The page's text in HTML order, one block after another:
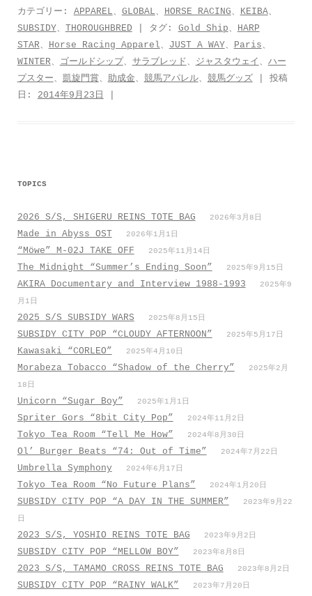
c
e
b
o
o
i
t
t
e
r
t
e
n
a
n
e
a
t
s
A
カテゴリー: APPAREL、 GLOBAL、 HORSE RACING、 KEIBA、
SUBSIDY、 THOROUGHBRED | タグ: Gold Ship、
HARP
STAR、 Horse Racing Apparel、 JUST A WAY、 Paris、
WINTER、 ゴールドシップ、 サラブレッド 、 ジャスタウェイ 、 ハー
プスター、 凱旋門賞、 助成金、 競馬アパレル、 競馬グッズ | 投稿
日: 2014年9月23日
TOPICS
2026 S/S, SHIGERU REINS TOTE BAG 2026年3月8日
Made in Abyss OST 2026年1月1日
“Möwe” M-02J TAKE OFF 2025年11月14日
The Midnight “Summer’s Ending Soon” 2025年9月15日
AKIRA Documentary and Interview 1988-1993
2025年9
月1日
2025 S/S SUBSIDY WARS 2025年8月15日
SUBSIDY CITY POP “CLOUDY AFTERNOON” 2025年5月17日
Kawasaki “CORLEO” 2025年4月10日
Morabeza Tobacco “Shadow of the Cherry”
2025年2月
18日
Unicorn “Sugar Boy” 2025年1月1日
Spriter Gors “8bit City Pop” 2024年11月2日
Tokyo Tea Room “Tell Me How” 2024年8月30日
Ol’ Burger Beats “74: Out of Time” 2024年7月22日
Umbrella Symphony 2024年6月17日
Tokyo Tea Room “No Future Plans” 2024年1月20日
SUBSIDY CITY POP “A DAY IN THE SUMMER”
2023年9月22
日
2023 S/S, YOSHIO REINS TOTE BAG 2023年9月2日
SUBSIDY CITY POP “MELLOW BOY” 2023年8月8日
2023 S/S, TAMAMO CROSS REINS TOTE BAG 2023年8月2日
SUBSIDY CITY POP “RAINY WALK” 2023年7月20日